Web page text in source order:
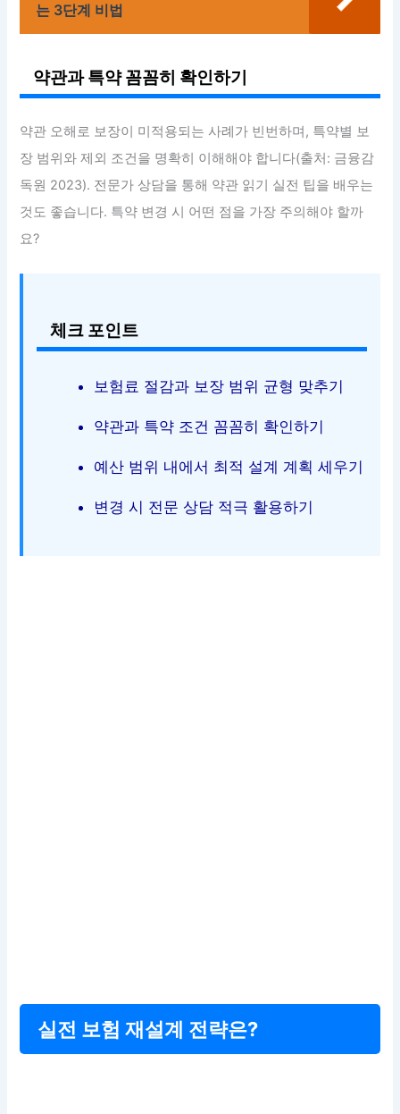
는 3단계 비법
약관과 특약 꼼꼼히 확인하기
약관 오해로 보장이 미적용되는 사례가 빈번하며, 특약별 보
장 범위와 제외 조건을 명확히 이해해야 합니다(출처: 금융감
독원 2023). 전문가 상담을 통해 약관 읽기 실전 팁을 배우는
것도 좋습니다. 특약 변경 시 어떤 점을 가장 주의해야 할까
요?
체크 포인트
보험료 절감과 보장 범위 균형 맞추기
약관과 특약 조건 꼼꼼히 확인하기
예산 범위 내에서 최적 설계 계획 세우기
변경 시 전문 상담 적극 활용하기
실전 보험 재설계 전략은?